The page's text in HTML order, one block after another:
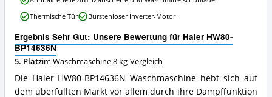
Ergebnis Sehr Gut: Unsere Bewertung für Haier HW80-
BP14636N
5. Platzim Waschmaschine 8 kg-Vergleich
Die Haier HW80-BP14636N Waschmaschine hebt sich auf
dem überfüllten Markt vor allem durch ihre Dampffunktion
BP14636N
Vorteile:
Was
spricht
für
diese
8
kg?
Thermische Tür
Bürstenloser Inverter-Motor